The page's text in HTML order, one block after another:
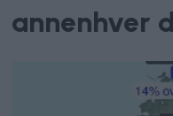
annenhver